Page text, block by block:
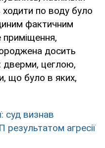
по воду було
фактичним
приміщення,
досить
дверми, цеглою,
що було в яких,
суд визнав
агресії